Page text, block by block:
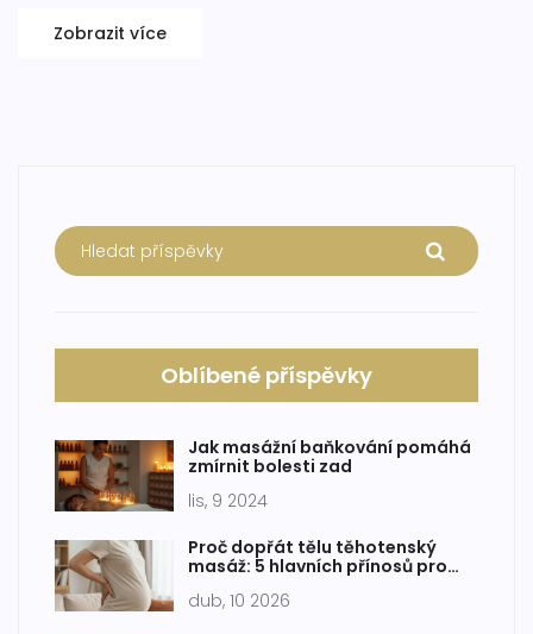
správného typu masáže a terapeuta a jak se připravit na
Zobrazit více
Oblíbené příspěvky
Jak masážní baňkování pomáhá
zmírnit bolesti zad
lis, 9 2024
Proč dopřát tělu těhotenský
masáž: 5 hlavních přínosů pro
dub, 10 2026